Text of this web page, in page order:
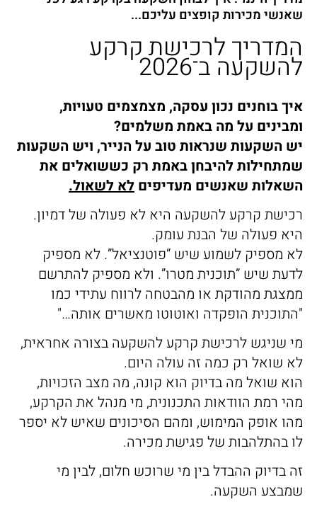
שאנשי מכירות קופצים עליכם...
המדריך לרכישת קרקע
להשקעה ב־2026
איך בוחנים נכון עסקה, מצמצמים טעויות,
ומבינים על מה באמת משלמים?
יש השקעות שנראות טוב על הנייר, ויש השקעות
שמתחילות להיבחן באמת רק כששואלים את
השאלות שאנשים מעדיפים לא לשאול.
רכישת קרקע להשקעה היא לא פעולה של דמיון.
היא פעולה של הבנת עומק.
לא מספיק לשמוע שיש “פוטנציאל”. לא מספיק
לדעת שיש “תוכנית מטרו”. ולא מספיק להתרשם
ממצגת מהודקת או מהבטחה לרווח עתידי כמו
"התוכנית הופקדה ואוטוטו מאשרים אותה…"
מי שניגש לרכישת קרקע להשקעה בצורה אחראית,
לא שואל רק כמה זה עולה היום.
הוא שואל מה בדיוק הוא קונה, מה מצב הזכויות,
מהי רמת הוודאות התכנונית, מי מנהל את הקרקע,
מהו אופק המימוש, ומהם הסיכונים שאיש לא יספר
לו בהתלהבות של פגישת מכירה.
זה בדיוק ההבדל בין מי שרוכש חלום, לבין מי
שמבצע השקעה.